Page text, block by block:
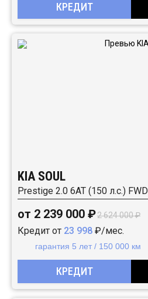
КРЕДИТ
KIA SOUL
Prestige 2.0 6АТ (150 л.с.) FWD
от 2 239 000 ₽2 624 000 ₽
Кредит от 23 998 ₽/мес.
гарантия 5 лет / 150 000 км
КРЕДИТ